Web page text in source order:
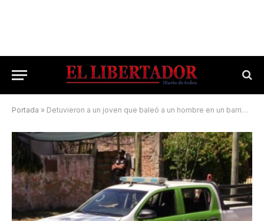
Portada » Detuvieron a un joven que baleó a un hombre en un barrio capitalino